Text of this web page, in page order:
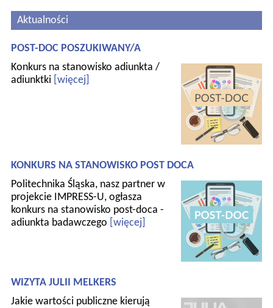
Aktualności
POST-DOC POSZUKIWANY/A
Konkurs na stanowisko adiunkta /
adiunktki [więcej]
KONKURS NA STANOWISKO POST DOCA
Politechnika Śląska, nasz partner w
projekcie IMPRESS-U, ogłasza
konkurs na stanowisko post-doca -
adiunkta badawczego [więcej]
WIZYTA JULII MELKERS
Jakie wartości publiczne kierują